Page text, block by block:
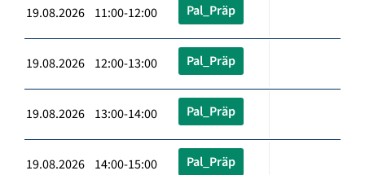
19.08.2026 11:00-12:00 Pal_Präp
19.08.2026 12:00-13:00 Pal_Präp
19.08.2026 13:00-14:00 Pal_Präp
19.08.2026 14:00-15:00 Pal_Präp